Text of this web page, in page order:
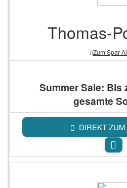
Thomas-
Zum Spar-
Summer Sale: Bis
gesamte
DIREKT